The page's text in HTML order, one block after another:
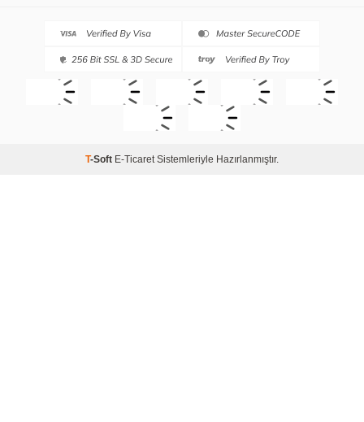
T-Soft E-Ticaret Sistemleriyle Hazırlanmıştır.